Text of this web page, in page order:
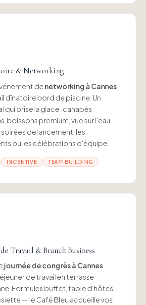
& Networking
de networking à Cannes
dînatoire bord de piscine. Un
qui brise la glace : canapés
boissons premium, vue sur l'eau.
de lancement, les
ou les célébrations d'équipe.
INCENTIVE TEAM BUILDING
Travail & Brunch Business
journée de congrès à Cannes
de travail en terrasse
Formules buffet, table d'hôtes
— le Café Bleu accueille vos